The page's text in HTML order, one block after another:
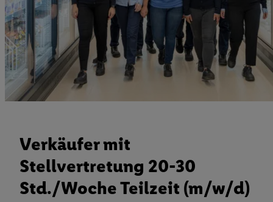
Verkäufer mit
Stellvertretung 20-30
Std./Woche Teilzeit (m/w/d)